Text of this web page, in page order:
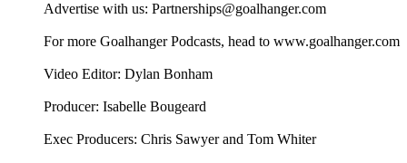
Advertise with us: ⁠⁠⁠⁠⁠⁠⁠⁠⁠⁠⁠⁠⁠⁠⁠⁠⁠⁠⁠⁠⁠⁠⁠⁠⁠⁠⁠⁠⁠Partnerships@goalhanger.com⁠
For more Goalhanger Podcasts, head to ⁠www.goalhanger.com⁠
Video Editor: Dylan Bonham
Producer: Isabelle Bougeard
Exec Producers: Chris Sawyer and Tom Whiter